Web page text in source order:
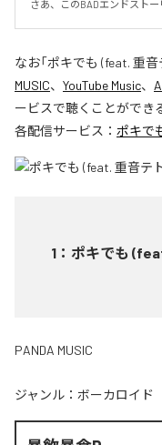
さあ、このBADエンドスト
なお「ポキでも (feat. 重音
MUSIC、 YouTube Music、
ービスで聴くことができ
各配信サービス： ポキで
1 ： ポキでも
PANDA MUSIC
ジャンル： ボーカロイド